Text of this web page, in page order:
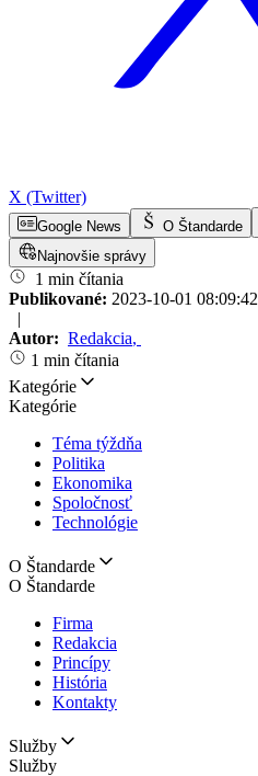
X (Twitter)
Google News O Štandarde
Najnovšie správy
1 min čítania
Publikované: 2023-10-01 08:09:42
|
Autor: Redakcia,
1 min čítania
Kategórie
Kategórie
Téma týždňa
Politika
Ekonomika
Spoločnosť
Technológie
O Štandarde
O Štandarde
Firma
Redakcia
Princípy
História
Kontakty
Služby
Služby